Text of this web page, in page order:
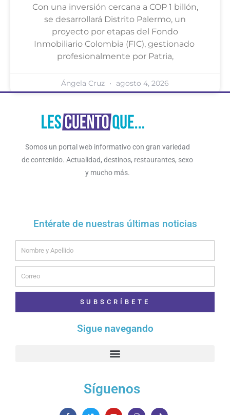
Con una inversión cercana a COP 1 billón,
se desarrollará Distrito Palermo, un
proyecto por etapas del Fondo
Inmobiliario Colombia (FIC), gestionado
profesionalmente por Patria,
Ángela Cruz agosto 4, 2026
Somos un portal web informativo con gran variedad
de contenido. Actualidad, destinos, restaurantes, sexo
y mucho más.
Entérate de nuestras últimas noticias
SUBSCRÍBETE
Sigue navegando
Síguenos
F
T
Y
I
T